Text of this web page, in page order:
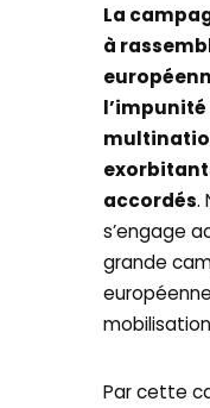
La
à
accordés.
s’engage
grande
Par cette